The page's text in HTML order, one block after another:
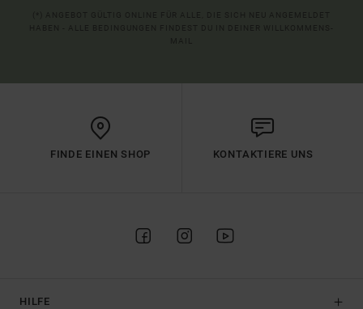
FINDE EINEN SHOP KONTAKTIERE UNS
HILFE